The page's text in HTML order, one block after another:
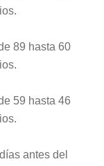
89 hasta 60
59 hasta 46
antes del